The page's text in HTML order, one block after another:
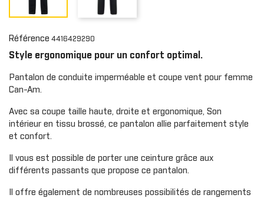
Référence 4416429290
Style ergonomique pour un confort optimal.
Pantalon de conduite imperméable et coupe vent pour femme
Can-Am.
Avec sa coupe taille haute, droite et ergonomique, Son
intérieur en tissu brossé, ce pantalon allie parfaitement style
et confort.
Il vous est possible de porter une ceinture grâce aux
différents passants que propose ce pantalon.
Il offre également de nombreuses possibilités de rangements